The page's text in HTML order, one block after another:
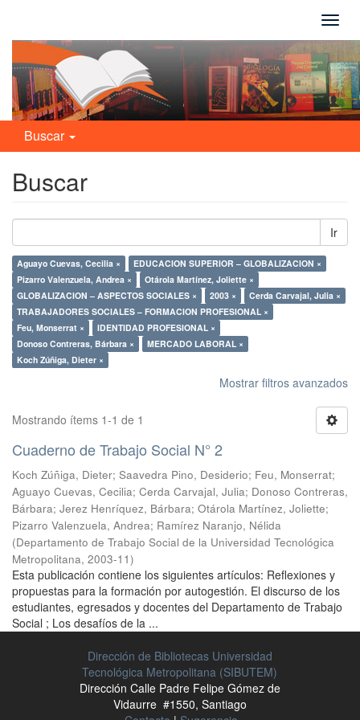
Buscar
Buscar
Ir
Aguayo Cuevas, Cecilia ×
EDUCACION SUPERIOR – GLOBALIZACION ×
Pizarro Valenzuela, Andrea ×
Otárola Martínez, Joliette ×
GLOBALIZACION – ASPECTOS SOCIALES ×
2003 ×
Cerda Carvajal, Julia ×
TRABAJADORES SOCIALES – FORMACION PROFESIONAL ×
Feu, Monserrat ×
IDENTIDAD PROFESIONAL ×
Donoso Contreras, Bárbara ×
MERCADO LABORAL ×
Koch Zúñiga, Dieter ×
Mostrar filtros avanzados
Mostrando ítems 1-1 de 1
Cuaderno de Trabajo Social N° 2
Koch Zúñiga, Dieter; Saavedra Pino, Desiderio; Feu, Monserrat;
Aguayo Cuevas, Cecilia; Cerda Carvajal, Julia; Donoso Contreras,
Bárbara; Jerez Henríquez, Bárbara; Otárola Martínez, Joliette;
Pizarro Valenzuela, Andrea; Ramírez Naranjo, Nélida
(Departamento de Trabajo Social de la Universidad Tecnológica
Metropolitana, 2003-11)
Esta publicación contiene los siguientes artículos: Reflexiones y
propuestas para la formación por autogestión. El discurso de los
estudiantes, egresados y docentes del Departamento de Trabajo
Social ; Los desafíos de la ...
Dirección de Bibliotecas Universidad
Tecnológica Metropolitana (SIBUTEM)
Dirección Calle Padre Felipe Gómez de
Vidaurre #1550, Santiago